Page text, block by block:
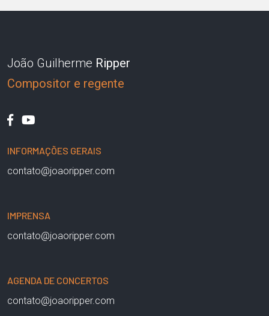
João Guilherme Ripper
Compositor e regente
INFORMAÇÕES GERAIS
contato@joaoripper.com
IMPRENSA
contato@joaoripper.com
AGENDA DE CONCERTOS
contato@joaoripper.com